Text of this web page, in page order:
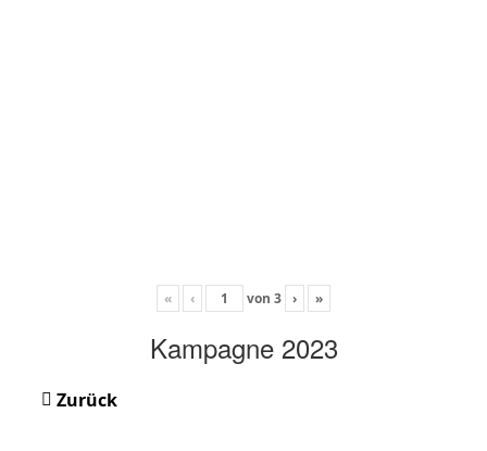
« ‹ von 3 › »
Kampagne 2023
Zurück